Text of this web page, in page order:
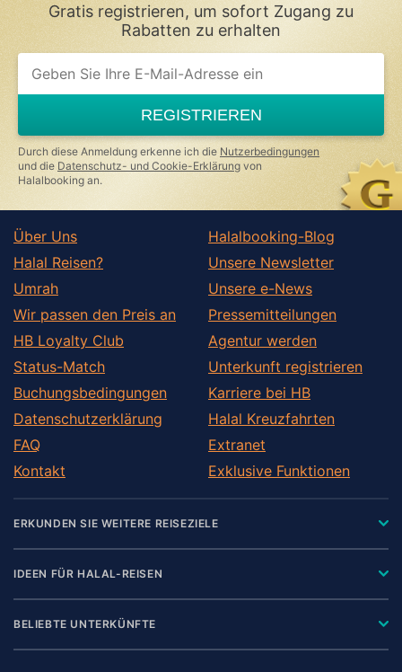
Gratis registrieren, um sofort Zugang zu
Rabatten zu erhalten
REGISTRIEREN
Durch diese Anmeldung erkenne ich die Nutzerbedingungen
und die Datenschutz- und Cookie-Erklärung von
Halalbooking an.
Über Uns
Halal Reisen?
Umrah
Wir passen den Preis an
HB Loyalty Club
Status-Match
Buchungsbedingungen
Datenschutzerklärung
FAQ
Kontakt
Halalbooking-Blog
Unsere Newsletter
Unsere e-News
Pressemitteilungen
Agentur werden
Unterkunft registrieren
Karriere bei HB
Halal Kreuzfahrten
Extranet
Exklusive Funktionen
ERKUNDEN SIE WEITERE REISEZIELE
IDEEN FÜR HALAL-REISEN
BELIEBTE UNTERKÜNFTE